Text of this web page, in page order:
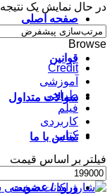
صفحه اصلی
قوانین
سوالات متداول
تماس با ما
ورود / عضویت
در حال نمایش یک نتیجه
Browse
Credit
آموزشی
طراحی
فیلم
کاربردی
کتاب
فیلتر بر اساس قیمت
حداقل
قیمت